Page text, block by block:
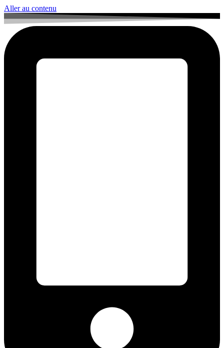
Aller au contenu